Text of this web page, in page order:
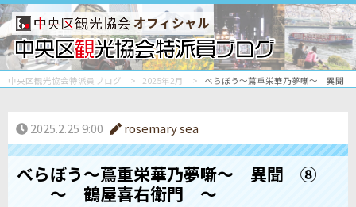
オフィシャル
中央区観光協会特派員ブログ 2025年2月 べらぼう～蔦重栄華乃夢噺～
2025.2.25 9:00 rosemary sea
べらぼう～蔦重栄華乃夢噺～ 異聞 ⑧
～ 鶴屋喜右衛門 ～